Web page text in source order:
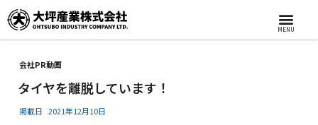
MENU
会社PR動画
タイヤを離脱しています！
掲載日 2021年12月10日